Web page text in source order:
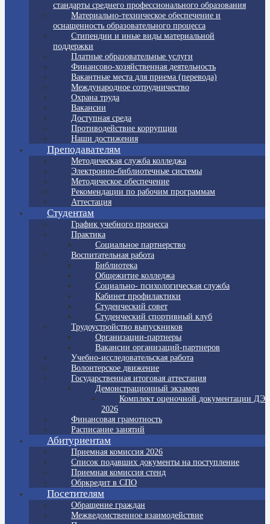
стандарты среднего профессионального образования
Материально-техническое обеспечение и
оснащенность образовательного процесса
Стипендии и иные виды материальной
поддержки
Платные образовательные услуги
Финансово-хозяйственная деятельность
Вакантные места для приема (перевода)
Международное сотрудничество
Охрана труда
Вакансии
Доступная среда
Противодействие коррупции
Наши достижения
Преподавателям
Методическая служба колледжа
Электронно-библиотечные системы
Методическое обеспечение
Рекомендации по рабочим программам
Аттестация
Студентам
График учебного процесса
Практика
Социальное партнерство
Воспитательная работа
Библиотека
Общежитие колледжа
Социально- психологическая служба
Кабинет профилактики
Студенческий совет
Студенческий спортивный клуб
Трудоустройство выпускников
Организации-партнеры
Вакансии организаций-партнеров
Учебно-исследовательская работа
Волонтерское движение
Государственная итоговая аттестация
Демонстрационный экзамен
Комплект оценочной документации ДЭ
2026
Финансовая грамотность
Расписание занятий
Абитуриентам
Приемная комиссия 2026
Список подавших документы на поступление
Приемная комиссия стенд
Обркредит в СПО
Посетителям
Обращение граждан
Межведомственное взаимодействие